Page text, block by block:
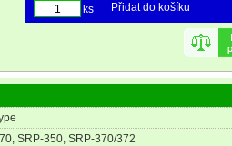
Přidat do košíku
ks
SRP-350, SRP-370/372